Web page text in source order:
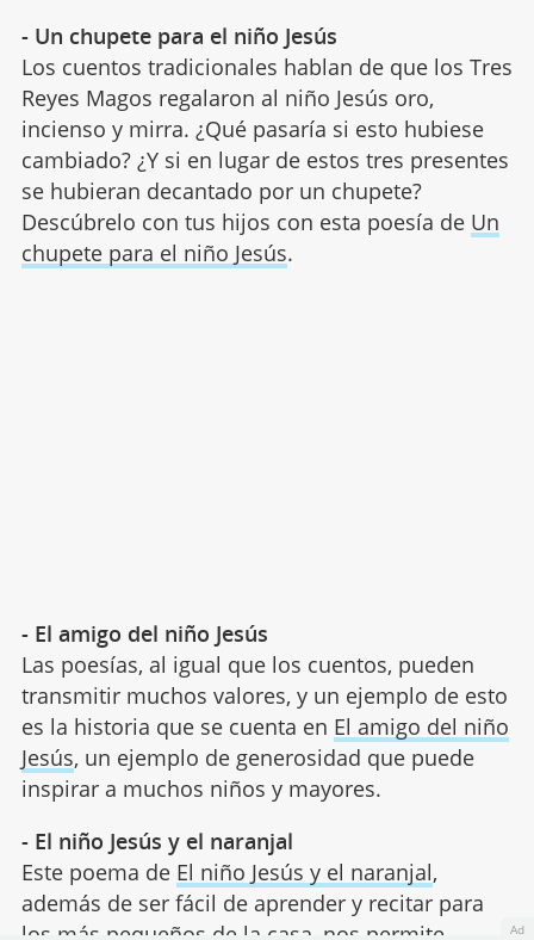
- Un chupete para el niño Jesús
Los cuentos tradicionales hablan de que los Tres
Reyes Magos regalaron al niño Jesús oro,
incienso y mirra. ¿Qué pasaría si esto hubiese
cambiado? ¿Y si en lugar de estos tres presentes
se hubieran decantado por un chupete?
Descúbrelo con tus hijos con esta poesía de Un
chupete para el niño Jesús.
- El amigo del niño Jesús
Las poesías, al igual que los cuentos, pueden
transmitir muchos valores, y un ejemplo de esto
es la historia que se cuenta en El amigo del niño
Jesús, un ejemplo de generosidad que puede
inspirar a muchos niños y mayores.
- El niño Jesús y el naranjal
Este poema de El niño Jesús y el naranjal,
además de ser fácil de aprender y recitar para
Ad